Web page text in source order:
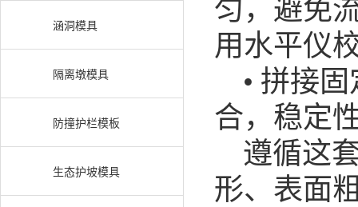
涵洞模具
隔离墩模具
防撞护栏模板
生态护坡模具
匀，避免
用水平仪
• 拼接固
合，稳定
遵循这
形、表面